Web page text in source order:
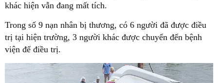
khác hiện vẫn đang mất tích.
Trong số 9 nạn nhân bị thương, có 6 người đã được điều
trị tại hiện trường, 3 người khác được chuyển đến bệnh
viện để điều trị.